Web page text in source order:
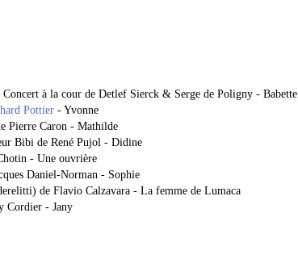
à la cour de Detlef Sierck & Serge de Poligny - Babette
Pottier - Yvonne
Pierre Caron - Mathilde
Bibi de René Pujol - Didine
- Une ouvrière
Daniel-Norman - Sophie
de Flavio Calzavara - La femme de Lumaca
Cordier - Jany